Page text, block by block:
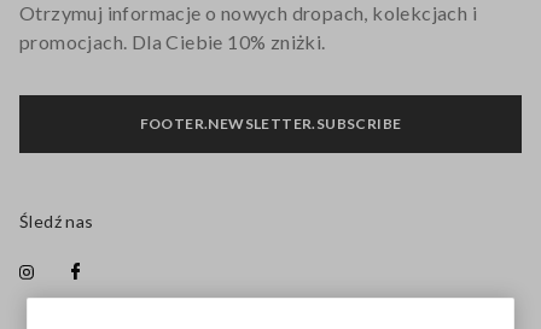
Otrzymuj informacje o nowych dropach, kolekcjach i
promocjach. Dla Ciebie 10% zniżki.
FOOTER.NEWSLETTER.SUBSCRIBE
Śledź nas